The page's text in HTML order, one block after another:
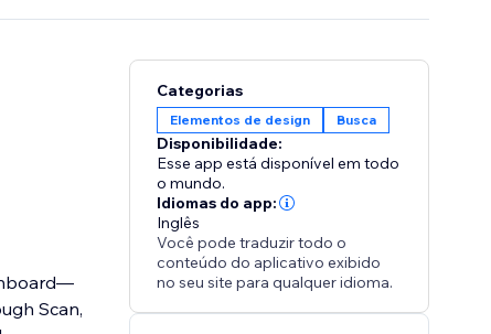
Scan,
Categorias
Elementos de design Busca
Disponibilidade:
Esse app está disponível em todo
o mundo.
Idiomas do app:
Inglês
Você pode traduzir todo o
conteúdo do aplicativo exibido
no seu site para qualquer idioma.